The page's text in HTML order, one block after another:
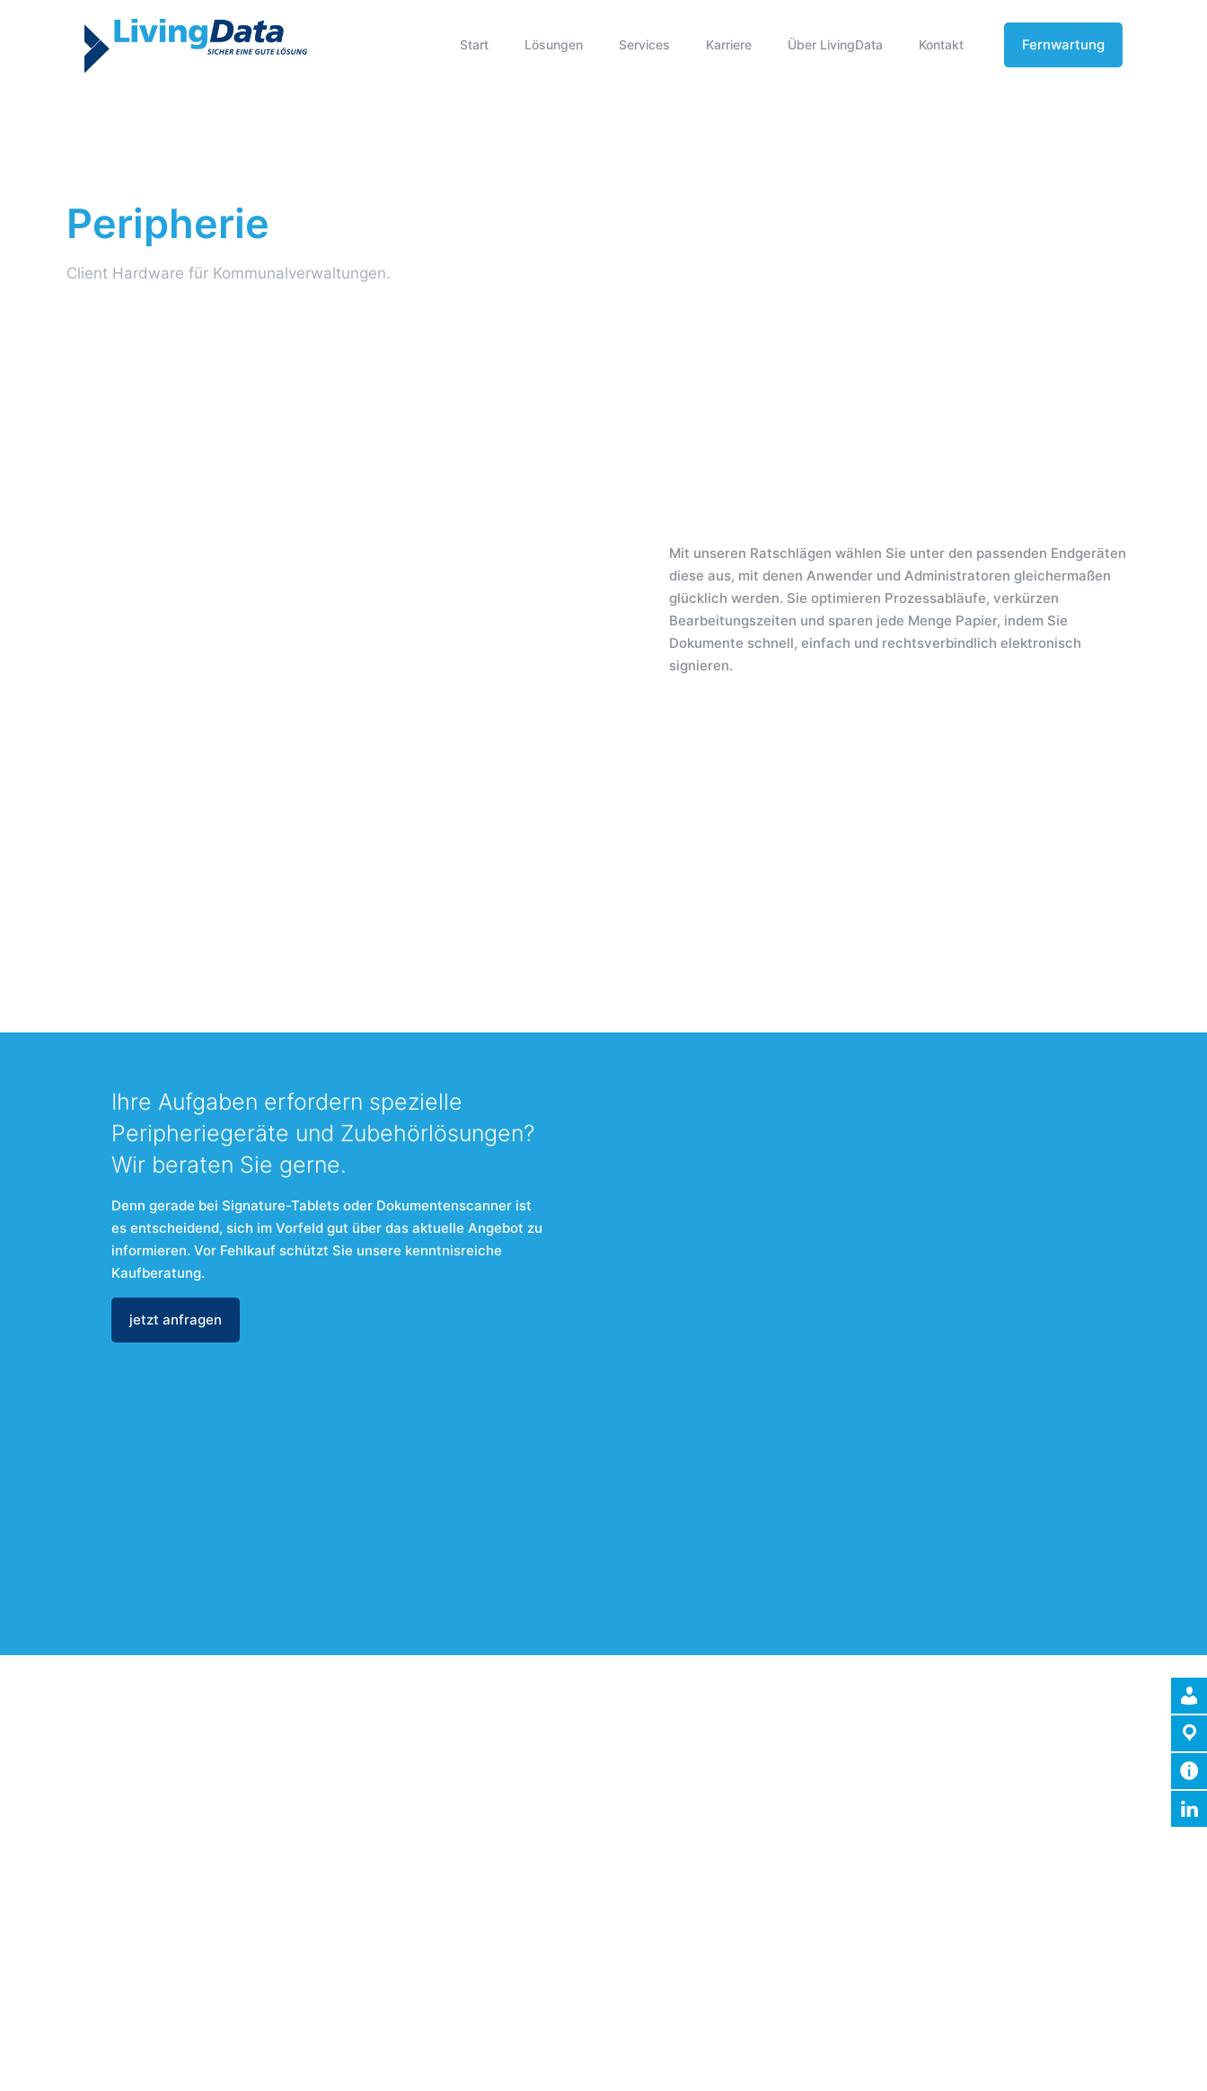
Start Lösungen Services Karriere Über LivingData Kontakt Fernwartung
Peripherie
Client Hardware für Kommunalverwaltungen.
Mit unseren Ratschlägen wählen Sie unter den passenden Endgeräten
diese aus, mit denen Anwender und Administratoren gleichermaßen
glücklich werden. Sie optimieren Prozessabläufe, verkürzen
Bearbeitungszeiten und sparen jede Menge Papier, indem Sie
Dokumente schnell, einfach und rechtsverbindlich elektronisch
signieren.
Ihre Aufgaben erfordern spezielle
Peripheriegeräte und Zubehörlösungen?
Wir beraten Sie gerne.
Denn gerade bei Signature-Tablets oder Dokumentenscanner ist
es entscheidend, sich im Vorfeld gut über das aktuelle Angebot zu
informieren. Vor Fehlkauf schützt Sie unsere kenntnisreiche
Kaufberatung.
jetzt anfragen